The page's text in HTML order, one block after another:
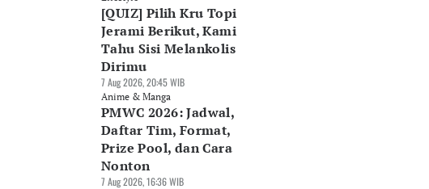
[QUIZ] Pilih Kru Topi
Jerami Berikut, Kami
Tahu Sisi Melankolis
Dirimu
7 Aug 2026, 20:45 WIB
Anime & Manga
PMWC 2026: Jadwal,
Daftar Tim, Format,
Prize Pool, dan Cara
Nonton
7 Aug 2026, 16:36 WIB